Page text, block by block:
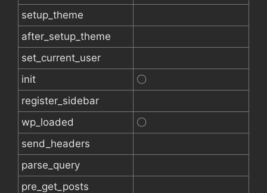
setup_theme
after_setup_theme
set_current_user
init
〇
register_sidebar
wp_loaded
〇
send_headers
parse_query
pre_get_posts